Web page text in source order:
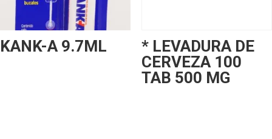
KANK-A 9.7ML
* LEVADURA DE
CERVEZA 100
TAB 500 MG